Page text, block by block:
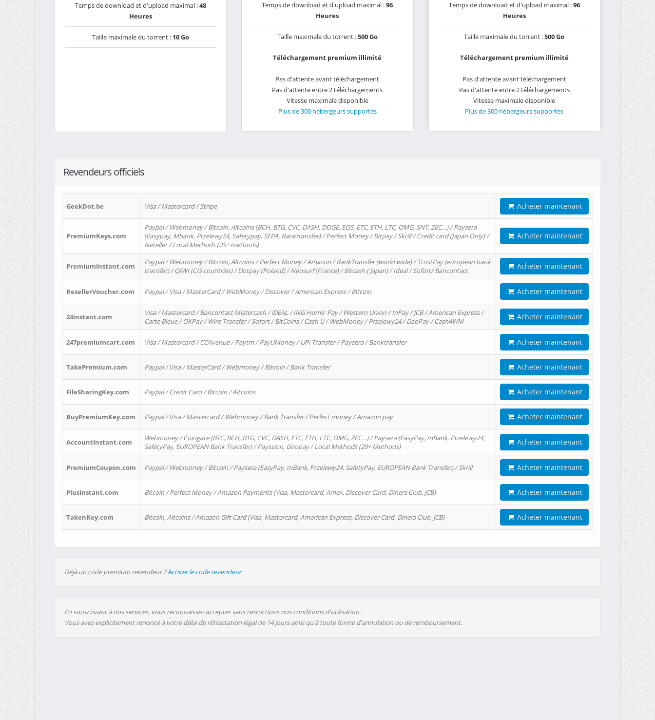
Temps de download et d'upload maximal :48
Heures
Taille maximale du torrent : 10 Go
Temps de download et d'upload maximal :96
Heures
Taille maximale du torrent :500 Go
Téléchargement premium illimité
Pas d'attente avant téléchargement
Pas d'attente entre 2 téléchargements
Vitesse maximale disponible
Plus de 300 hébergeurs supportés
Temps de download et d'upload maximal :96
Heures
Taille maximale du torrent :500 Go
Téléchargement premium illimité
Pas d'attente avant téléchargement
Pas d'attente entre 2 téléchargements
Vitesse maximale disponible
Plus de 300 hébergeurs supportés
Revendeurs officiels
GeekDot.be Visa / Mastercard / Stripe Acheter maintenant
PremiumKeys.com
Paypal / Webmoney / Bitcoin, Altcoins (BCH, BTG, CVC, DASH, DOGE, EOS, ETC, ETH, LTC, OMG, SNT, ZEC…) / Paysera
(Easypay, Mbank, Przelewy24, Safetypay, SEPA, Banktransfer) / Perfect Money / Bitpay / Skrill / Credit card (Japan Only) /
Neteller / Local Methods (25+ methods)
Acheter maintenant
PremiumInstant.com
Paypal / Webmoney / Bitcoin, Altcoins / Perfect Money / Amazon / BankTransfer (world wide) / TrustPay (european bank
transfer) / QIWI (CIS countries) / Dotpay (Poland) / Neosurf (France) / Bitcash ( Japan) / Ideal / Sofort/ Bancontact
Acheter maintenant
ResellerVoucher.com Paypal / Visa / MasterCard / WebMoney / Discover / American Express / Bitcoin Acheter maintenant
24instant.com
Visa / Mastercard / Bancontact Mistercash / iDEAL / ING Home' Pay / Western Union / InPay / JCB / American Express /
Carte Bleue / OKPay / Wire Transfer / Sofort / BitCoins / Cash U / WebMoney / Przelewy24 / DaoPay / Cash4WM
Acheter maintenant
247premiumcart.com Visa / Mastercard / CCAvenue / Paytm / PayUMoney / UPi Transfer / Paysera / Banktransfer Acheter maintenant
TakePremium.com Paypal / Visa / MasterCard / Webmoney / Bitcoin / Bank Transfer Acheter maintenant
FileSharingKey.com Paypal / Credit Card / Bitcoin / Altcoins Acheter maintenant
BuyPremiumKey.com Paypal / Visa / Mastercard / Webmoney / Bank Transfer / Perfect money / Amazon pay Acheter maintenant
AccountInstant.com
Webmoney / Coingate (BTC, BCH, BTG, CVC, DASH, ETC, ETH, LTC, OMG, ZEC…) / Paysera (EasyPay, mBank, Przelewy24,
SafetyPay, EUROPEAN Bank Transfer) / Payssion, Giropay / Local Methods (20+ Methods)
Acheter maintenant
PremiumCoupon.com Paypal / Webmoney / Bitcoin / Paysera (EasyPay, mBank, Przelewy24, SafetyPay, EUROPEAN Bank Transfer) / Skrill Acheter maintenant
PlusInstant.com Bitcoin / Perfect Money / Amazon Payments (Visa, Mastercard, Amex, Discover Card, Diners Club, JCB) Acheter maintenant
TakenKey.com Bitcoin, Altcoins / Amazon Gift Card (Visa, Mastercard, American Express, Discover Card, Diners Club, JCB) Acheter maintenant
Déjà un code premium revendeur ?Activer le code revendeur
En souscrivant à nos services, vous reconnaissez accepter sans restrictions nos conditions d'utilisation.
Vous avez explicitement renoncé à votre délai de rétractation légal de 14 jours ainsi qu'à toute forme d'annulation ou de remboursement.